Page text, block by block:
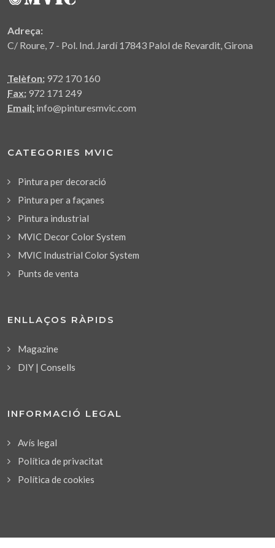
Adreça:
C/ Roure, 7 - Pol. Ind. Jardí 17843 Palol de Revardit, Girona
Telèfon: 972 170 160
Fax: 972 171 249
Email: info@pinturesmvic.com
CATEGORIES MVIC
Pintura per decoració
Pintura per a façanes
Pintura industrial
MVIC Decor Color System
MVIC Industrial Color System
Punts de venta
ENLLAÇOS RÀPIDS
Magazine
DIY | Consells
INFORMACIÓ LEGAL
Avís legal
Política de privacitat
Política de cookies